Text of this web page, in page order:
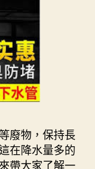
廢物，保持長
在降水量多的
來帶大家了解一